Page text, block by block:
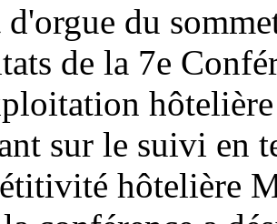
du
de la 7e
sur le suivi en
hôtelière